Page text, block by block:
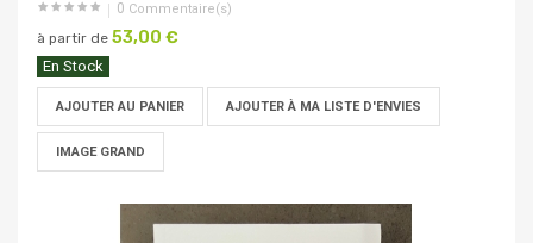
0 Commentaire(s)
à partir de 53,00 €
En Stock
AJOUTER AU PANIER AJOUTER À MA LISTE D'ENVIES
IMAGE GRAND